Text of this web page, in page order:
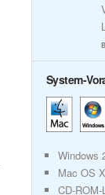
System-
Windows
Mac OS
CD-